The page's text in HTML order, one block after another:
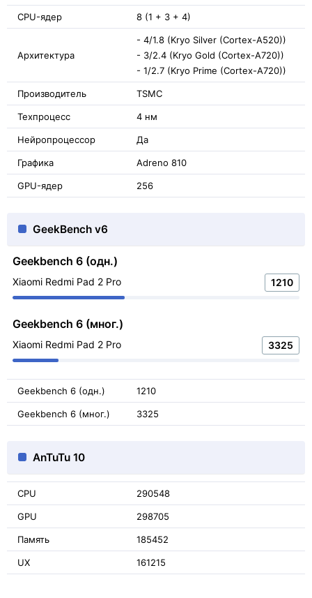
CPU-ядер 8 (1 + 3 + 4)
Архитектура
- 4/1.8 (Kryo Silver (Cortex-A520))
- 3/2.4 (Kryo Gold (Cortex-A720))
- 1/2.7 (Kryo Prime (Cortex-A720))
Производитель TSMC
Техпроцесс 4 нм
Нейропроцессор Да
Графика Adreno 810
GPU-ядер 256
GeekBench v6
Geekbench 6 (одн.)
Xiaomi Redmi Pad 2 Pro 1210
Geekbench 6 (мног.)
Xiaomi Redmi Pad 2 Pro 3325
Geekbench 6 (одн.) 1210
Geekbench 6 (мног.) 3325
AnTuTu 10
CPU 290548
GPU 298705
Память 185452
UX 161215